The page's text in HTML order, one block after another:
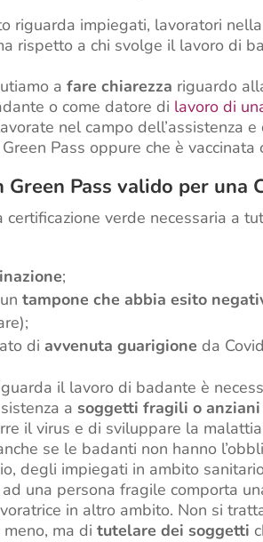
riguarda impiegati, lavoratori
rispetto a chi svolge il lavoro di
afare chiarezza riguardo
o come datore di lavoro di
nel campo dell’assistenza
Pass oppure che è vaccinata
Green Pass valido per una
certificazione verde necessaria a
;
untampone che abbia esito
diavvenuta guarigione da
il lavoro di badante è
asoggetti fragili o anziani
il virus e di sviluppare la
se le badanti non hanno
degli impiegati in ambito
una persona fragile comporta
in altro ambito. Non si
meno, ma ditutelare dei soggetti